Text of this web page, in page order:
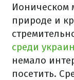
Ионическом
природе и
среди
немало
посетить.